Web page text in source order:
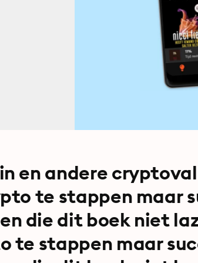
en andere
te stappen maar
die dit boek niet
te stappen maar